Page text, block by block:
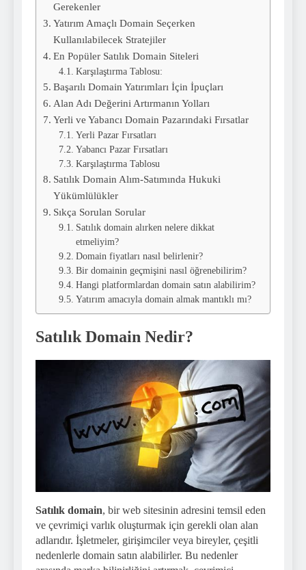
Gerekenler
Yatırım Amaçlı Domain Seçerken
Kullanılabilecek Stratejiler
En Popüler Satılık Domain Siteleri
Karşılaştırma Tablosu:
Başarılı Domain Yatırımları İçin İpuçları
Alan Adı Değerini Artırmanın Yolları
Yerli ve Yabancı Domain Pazarındaki Fırsatlar
Yerli Pazar Fırsatları
Yabancı Pazar Fırsatları
Karşılaştırma Tablosu
Satılık Domain Alım-Satımında Hukuki
Yükümlülükler
Sıkça Sorulan Sorular
Satılık domain alırken nelere dikkat
etmeliyim?
Domain fiyatları nasıl belirlenir?
Bir domainin geçmişini nasıl öğrenebilirim?
Hangi platformlardan domain satın alabilirim?
Yatırım amacıyla domain almak mantıklı mı?
Satılık Domain Nedir?
Satılık domain, bir web sitesinin adresini temsil eden
ve çevrimiçi varlık oluşturmak için gerekli olan alan
adlarıdır. İşletmeler, girişimciler veya bireyler, çeşitli
nedenlerle domain satın alabilirler. Bu nedenler